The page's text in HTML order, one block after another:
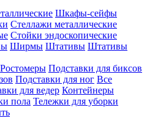
Шкафы-сейфы
Стеллажи металлические
Стойки эндоскопические
Ширмы Штативы Штативы
Ростомеры Подставки для биксов
Подставки для ног Все
для ведер Контейнеры
пола Тележки для уборки